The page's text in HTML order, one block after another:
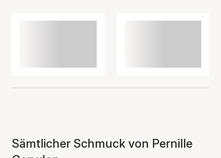
Sämtlicher Schmuck von Pernille